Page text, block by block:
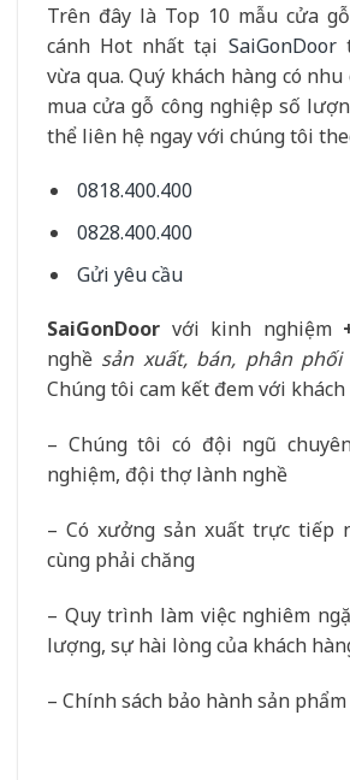
Trên đây là Top 10 mẫu cửa
cánh Hot nhất tại SaiGonDoor
vừa qua. Quý khách hàng có
mua cửa gỗ công nghiệp số
thể liên hệ ngay với chúng tôi
0818.400.400
0828.400.400
Gửi yêu cầu
SaiGonDoor với kinh nghiệm
nghề sản xuất, bán, phân
Chúng tôi cam kết đem với khách
– Chúng tôi có đội ngũ
nghiệm, đội thợ lành nghề
– Có xưởng sản xuất trực tiếp
cùng phải chăng
– Quy trình làm việc nghiêm
lượng, sự hài lòng của khách
– Chính sách bảo hành sản